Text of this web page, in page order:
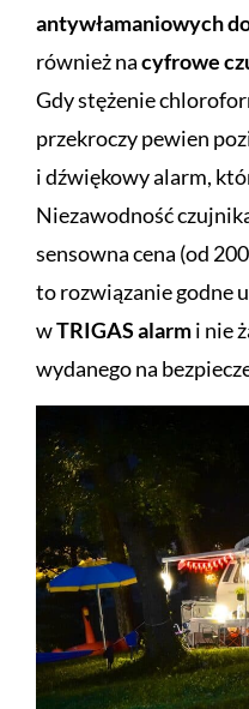
antywłamaniowych
również nacyfrowe
Gdy stężenie
przekroczy pewien
i dźwiękowy alarm,
Niezawodność
sensowna cena (od
to rozwiązanie godne
wTRIGAS alarmi nie
wydanego na